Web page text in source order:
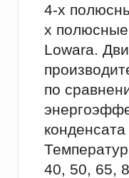
4-х
х
Lowara.
по
40, 50, 65,